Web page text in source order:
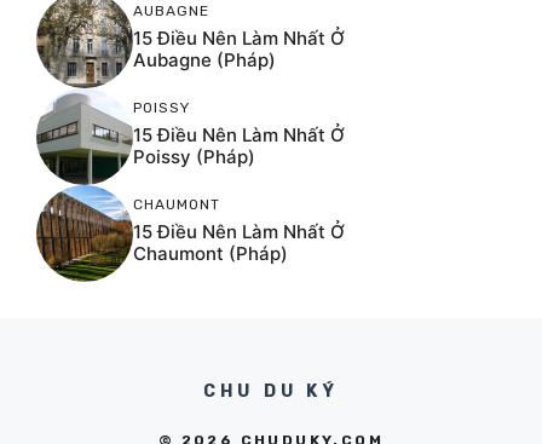
AUBAGNE
15 Điều Nên Làm Nhất Ở
Aubagne (Pháp)
POISSY
15 Điều Nên Làm Nhất Ở
Poissy (Pháp)
CHAUMONT
15 Điều Nên Làm Nhất Ở
Chaumont (Pháp)
CHU DU KÝ
© 2026 CHUDUKY.COM